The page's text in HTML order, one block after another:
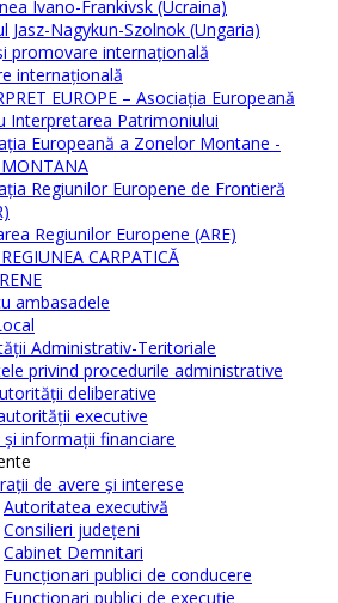
Ivano-Frankivsk (Ucraina)
Jasz-Nagykun-Szolnok (Ungaria)
promovare internaţională
internaţională
EUROPE – Asociația Europeană
Interpretarea Patrimoniului
Europeană a Zonelor Montane -
Regiunilor Europene de Frontieră
Regiunilor Europene (ARE)
CARPATICĂ
ambasadele
Administrativ-Teritoriale
privind procedurile administrative
deliberative
executive
informaţii financiare
de avere şi interese
Autoritatea executivă
Consilieri judeţeni
Cabinet Demnitari
Funcţionari publici de conducere
Funcționari publici de execuție